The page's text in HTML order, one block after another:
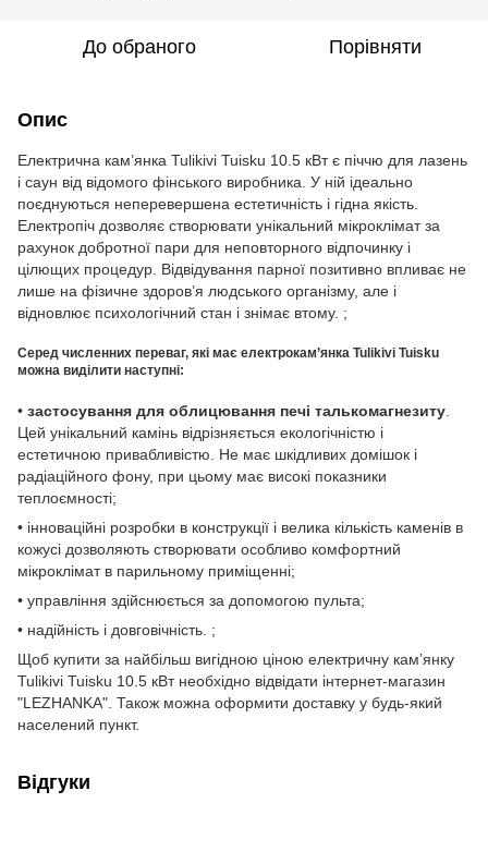
До обраного Порівняти
Опис
Електрична кам’янка Tulikivi Tuisku 10.5 кВт є піччю для лазень
і саун від відомого фінського виробника. У ній ідеально
поєднуються неперевершена естетичність і гідна якість.
Електропіч дозволяє створювати унікальний мікроклімат за
рахунок добротної пари для неповторного відпочинку і
цілющих процедур. Відвідування парної позитивно впливає не
лише на фізичне здоров’я людського організму, але і
відновлює психологічний стан і знімає втому. ;
Серед численних переваг, які має електрокам’янка Tulikivi Tuisku
можна виділити наступні:
• застосування для облицювання печі талькомагнезиту.
Цей унікальний камінь відрізняється екологічністю і
естетичною привабливістю. Не має шкідливих домішок і
радіаційного фону, при цьому має високі показники
теплоємності;
• інноваційні розробки в конструкції і велика кількість каменів в
кожусі дозволяють створювати особливо комфортний
мікроклімат в парильному приміщенні;
• управління здійснюється за допомогою пульта;
• надійність і довговічність. ;
Щоб купити за найбільш вигідною ціною електричну кам’янку
Tulikivi Tuisku 10.5 кВт необхідно відвідати інтернет-магазин
"LEZHANKA". Також можна оформити доставку у будь-який
населений пункт.
Відгуки